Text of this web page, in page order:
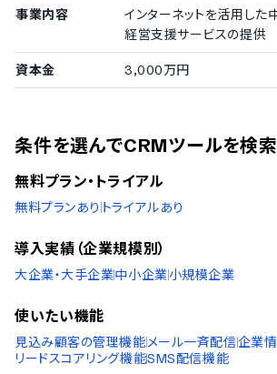
ィング
50〜99名
株式会社ア・ビュー/ 藤田光学株式会社 /
会社
20〜49名
小規模企業の導入実績
従業員数20名未満の企業を小規模企業として
株式会社ビーエス・ジェイ
導入実績（企業規模不明）
岡山県住宅リフォーム協同組合
法律事務所/株式会社フォーラムジャパン
事業内容
インターネットを活用した
経営支援サービスの提供
資本金 3,000万円
条件を選んでCRMツールを検索
無料プラン・トライアル
無料プランあり トライアルあり
導入実績（企業規模別）
大企業・大手企業中小企業小規模企業
使いたい機能
見込み顧客の管理機能メール一斉配信企業
リードスコアリング機能SMS配信機能